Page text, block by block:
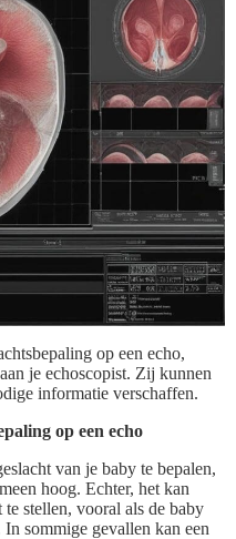
op een echo,
je echoscopist. Zij kunnen
informatie verschaffen.
op een echo
van je baby te bepalen,
hoog. Echter, het kan
stellen, vooral als de baby
sommige gevallen kan een